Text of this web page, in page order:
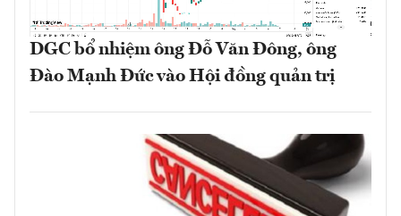
DGC bổ nhiệm ông Đỗ Văn Đông, ông
Đào Mạnh Đức vào Hội đồng quản trị